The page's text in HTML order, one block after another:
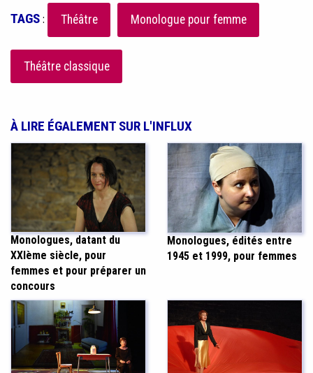
TAGS: Théâtre Monologue pour femme
Théâtre classique
À LIRE ÉGALEMENT SUR L'INFLUX
Monologues, datant du
XXIème siècle, pour
femmes et pour préparer un
concours
Monologues, édités entre
1945 et 1999, pour femmes